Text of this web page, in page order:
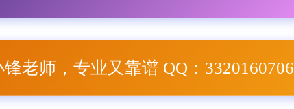
老师，专业又靠谱 QQ：3320160706